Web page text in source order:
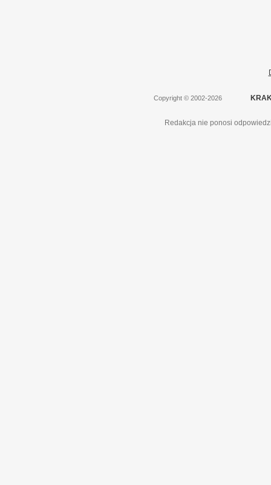
Copyright © 2002-2026
Redakcja nie ponosi